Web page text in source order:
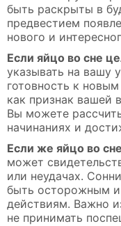
быть раскрыты в
предвестием
нового и
Если яйцо во сне
указывать на вашу
готовность к
как признак вашей
Вы можете
начинаниях и
Если же яйцо во
может
или неудачах.
быть осторожным
действиям. Важно
не принимать